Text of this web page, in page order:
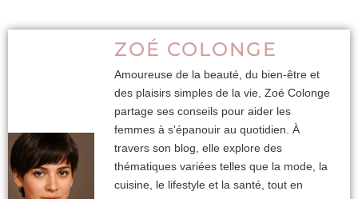
ZOÉ COLONGE
Amoureuse de la beauté, du bien-être et
des plaisirs simples de la vie, Zoé Colonge
partage ses conseils pour aider les
femmes à s'épanouir au quotidien. À
travers son blog, elle explore des
thématiques variées telles que la mode, la
cuisine, le lifestyle et la santé, tout en